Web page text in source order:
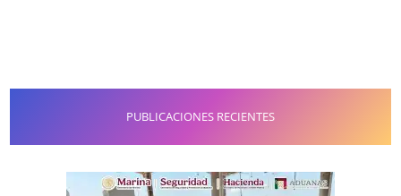
PUBLICACIONES RECIENTES